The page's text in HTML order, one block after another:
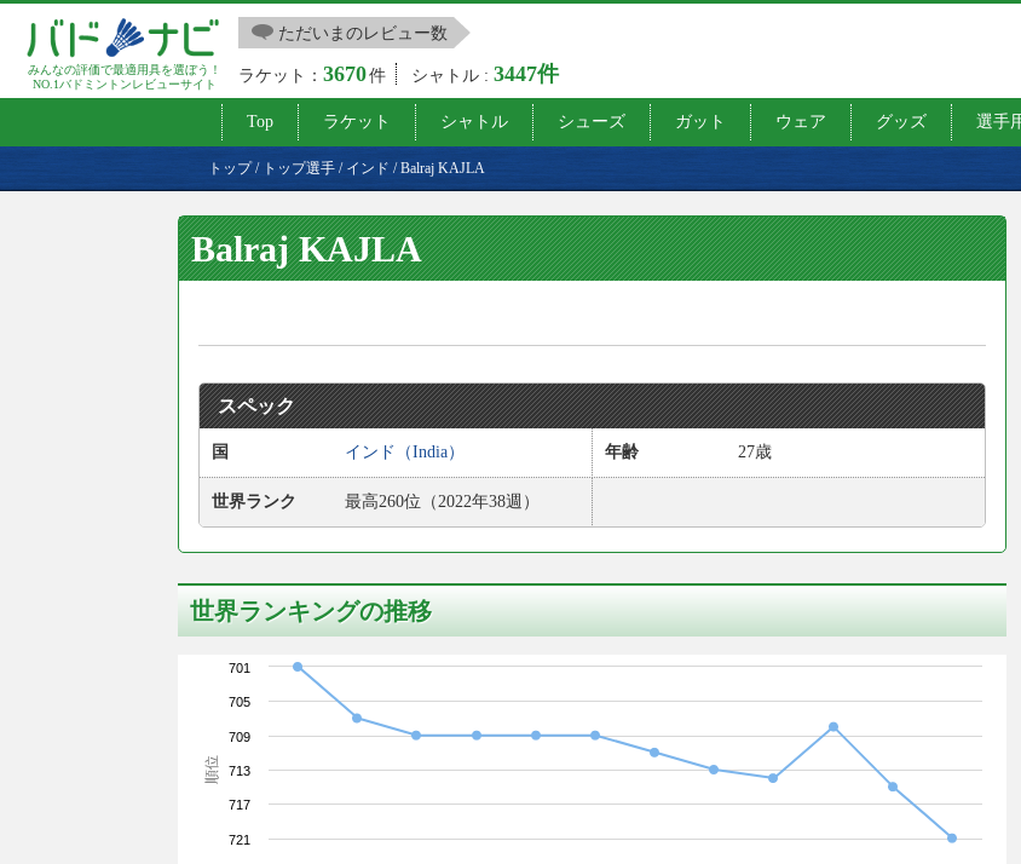
みんなの評価で最適用具を選ぼう！
NO.1バドミントンレビューサイト
ただいまのレビュー数
ラケット：3670件 シャトル :3447件
Top ラケット シャトル シューズ ガット ウェア グッズ 選手
トップ/ トップ選手 / インド /Balraj KAJLA
Balraj KAJLA
スペック
国 インド（India） 年齢 27歳
世界ランク 最高260位（2022年38週）
世界ランキングの推移
順位
701
705
709
713
717
721